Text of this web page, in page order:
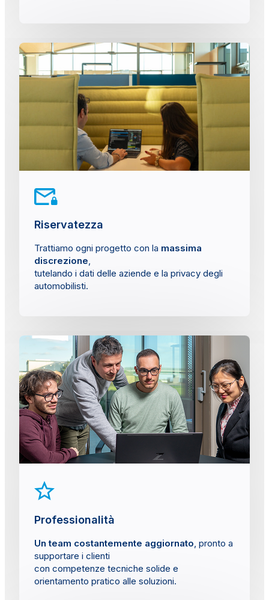
Riservatezza
Trattiamo ogni progetto con la massima
discrezione,
tutelando i dati delle aziende e la privacy degli
automobilisti.
Professionalità
Un team costantemente aggiornato, pronto a
supportare i clienti
con competenze tecniche solide e
orientamento pratico alle soluzioni.